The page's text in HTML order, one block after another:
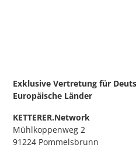
Exklusive Vertretung für
Europäische Länder
KETTERER.Network
Mühlkoppenweg 2
91224 Pommelsbrunn